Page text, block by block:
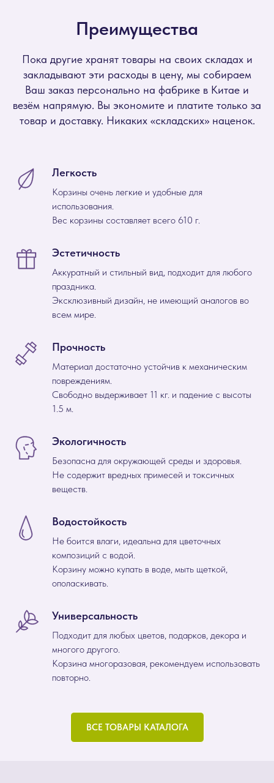
Преимущества
Пока другие хранят товары на своих складах и
закладывают эти расходы в цену, мы собираем
Ваш заказ персонально на фабрике в Китае и
везём напрямую. Вы экономите и платите только за
товар и доставку. Никаких «складских» наценок.
Легкость
Корзины очень легкие и удобные для
использования.
Вес корзины составляет всего 610 г.
Эстетичность
Аккуратный и стильный вид, подходит для любого
праздника.
Эксклюзивный дизайн, не имеющий аналогов во
всем мире.
Прочность
Материал достаточно устойчив к механическим
повреждениям.
Свободно выдерживает 11 кг. и падение с высоты
1.5 м.
Экологичность
Безопасна для окружающей среды и здоровья.
Не содержит вредных примесей и токсичных
веществ.
Водостойкость
Не боится влаги, идеальна для цветочных
композиций с водой.
Корзину можно купать в воде, мыть щеткой,
ополаскивать.
Универсальность
Подходит для любых цветов, подарков, декора и
многого другого.
Корзина многоразовая, рекомендуем использовать
повторно.
ВСЕ ТОВАРЫ КАТАЛОГА